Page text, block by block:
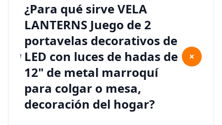
¿Para qué sirve VELA
LANTERNS Juego de 2
portavelas decorativos de
LED con luces de hadas de
12" de metal marroquí
para colgar o mesa,
decoración del hogar?
+